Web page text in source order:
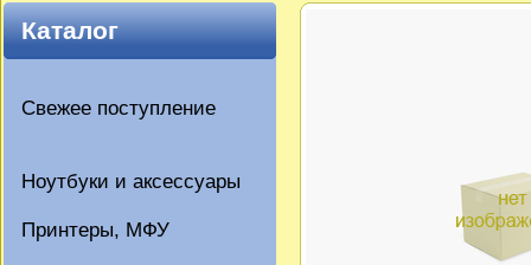
Каталог
Свежее поступление
Ноутбуки и аксессуары
Принтеры, МФУ